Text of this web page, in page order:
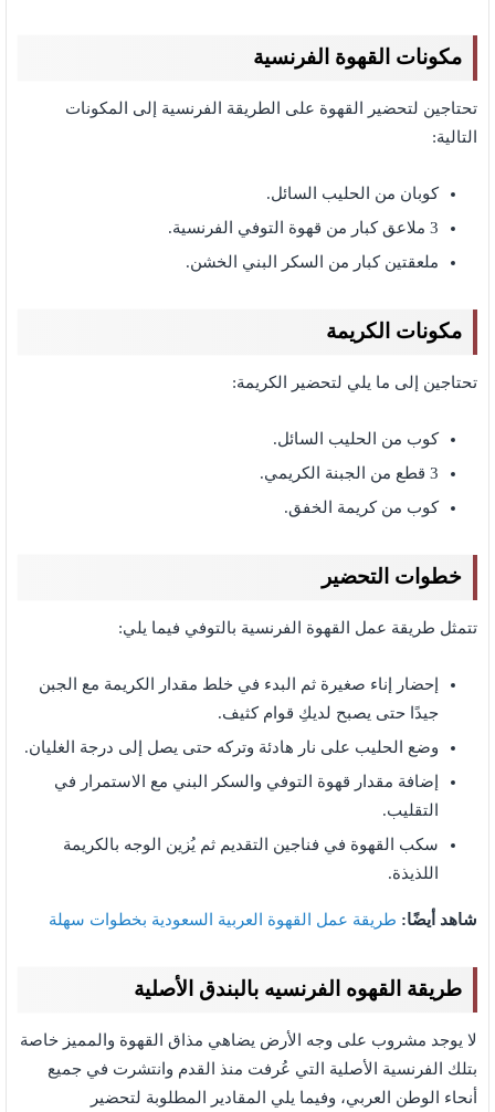
مكونات القهوة الفرنسية
تحتاجين لتحضير القهوة على الطريقة الفرنسية إلى المكونات
التالية:
كوبان من الحليب السائل.
3 ملاعق كبار من قهوة التوفي الفرنسية.
ملعقتين كبار من السكر البني الخشن.
مكونات الكريمة
تحتاجين إلى ما يلي لتحضير الكريمة:
كوب من الحليب السائل.
3 قطع من الجبنة الكريمي.
كوب من كريمة الخفق.
خطوات التحضير
تتمثل طريقة عمل القهوة الفرنسية بالتوفي فيما يلي:
إحضار إناء صغيرة ثم البدء في خلط مقدار الكريمة مع الجبن
جيدًا حتى يصبح لديكِ قوام كثيف.
وضع الحليب على نار هادئة وتركه حتى يصل إلى درجة الغليان.
إضافة مقدار قهوة التوفي والسكر البني مع الاستمرار في
التقليب.
سكب القهوة في فناجين التقديم ثم يُزين الوجه بالكريمة
اللذيذة.
شاهد أيضًا: طريقة عمل القهوة العربية السعودية بخطوات سهلة
طريقة القهوه الفرنسيه بالبندق الأصلية
لا يوجد مشروب على وجه الأرض يضاهي مذاق القهوة والمميز خاصة
بتلك الفرنسية الأصلية التي عُرفت منذ القدم وانتشرت في جميع
أنحاء الوطن العربي، وفيما يلي المقادير المطلوبة لتحضير